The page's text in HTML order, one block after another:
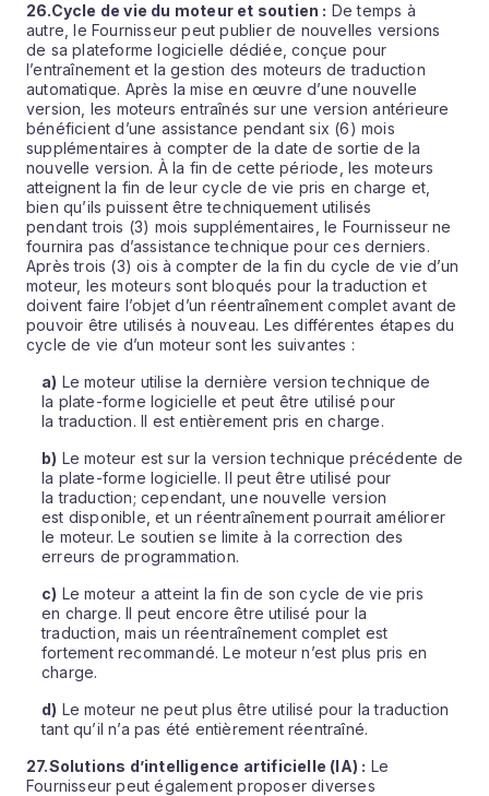
26.Cycle de vie du moteur et soutien : De temps à
autre, le Fournisseur peut publier de nouvelles versions
de sa plateforme logicielle dédiée, conçue pour
l’entraînement et la gestion des moteurs de traduction
automatique. Après la mise en œuvre d’une nouvelle
version, les moteurs entraînés sur une version antérieure
bénéficient d’une assistance pendant six (6) mois
supplémentaires à compter de la date de sortie de la
nouvelle version. À la fin de cette période, les moteurs
atteignent la fin de leur cycle de vie pris en charge et,
bien qu’ils puissent être techniquement utilisés
pendant trois (3) mois supplémentaires, le Fournisseur ne
fournira pas d’assistance technique pour ces derniers.
Après trois (3) ois à compter de la fin du cycle de vie d’un
moteur, les moteurs sont bloqués pour la traduction et
doivent faire l’objet d’un réentraînement complet avant de
pouvoir être utilisés à nouveau. Les différentes étapes du
cycle de vie d’un moteur sont les suivantes :
a) Le moteur utilise la dernière version technique de
la plate-forme logicielle et peut être utilisé pour
la traduction. Il est entièrement pris en charge.
b) Le moteur est sur la version technique précédente de
la plate-forme logicielle. Il peut être utilisé pour
la traduction; cependant, une nouvelle version
est disponible, et un réentraînement pourrait améliorer
le moteur. Le soutien se limite à la correction des
erreurs de programmation.
c) Le moteur a atteint la fin de son cycle de vie pris
en charge. Il peut encore être utilisé pour la
traduction, mais un réentraînement complet est
fortement recommandé. Le moteur n’est plus pris en
charge.
d) Le moteur ne peut plus être utilisé pour la traduction
tant qu’il n’a pas été entièrement réentraîné.
27.Solutions d’intelligence artificielle (IA) : Le
Fournisseur peut également proposer diverses